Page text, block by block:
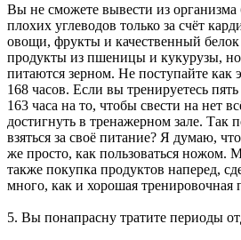
Вы не сможете вывести из
плохих углеводов только за счёт
овощи, фрукты и качественный белок
продукты из пшеницы и кукурузы, но
питаются зерном. Не поступайте как
168 часов. Если вы тренируетесь
163 часа на то, чтобы свести на нет
достигнуть в тренажерном зале. Так
взяться за своё питание? Я думаю,
же просто, как пользоваться ножом.
также покупка продуктов наперед,
много, как и хорошая тренировочная
5. Вы понапрасну тратите периоды